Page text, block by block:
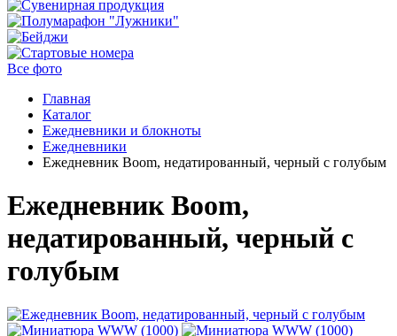
Все фото
Главная
Каталог
Ежедневники и блокноты
Ежедневники
Ежедневник Boom, недатированный, черный с голубым
Ежедневник Boom,
недатированный, черный с
голубым